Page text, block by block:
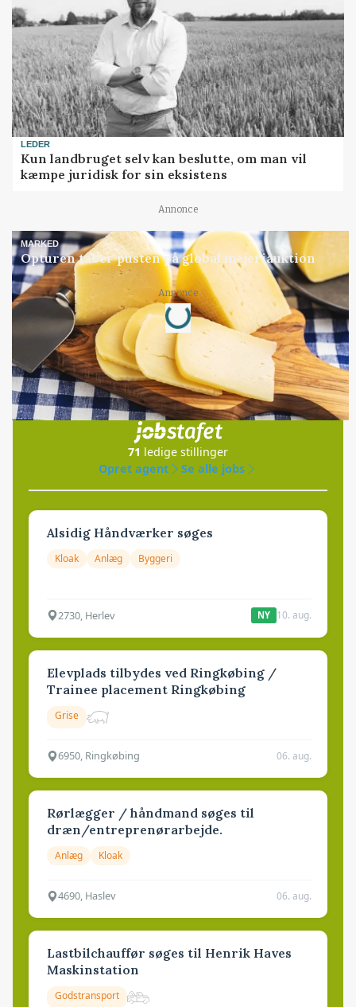
LEDER
Kun landbruget selv kan beslutte, om man vil
kæmpe juridisk for sin eksistens
Annonce
MARKED
Opturen taber pusten på global mejeriauktion
Annonce
Loading...
Jobs
i samarbejde med
71 ledige stillinger
Opret agent
Se alle jobs
Alsidig Håndværker søges
Kloak Anlæg Byggeri
2730, Herlev NY 10. aug.
Elevplads tilbydes ved Ringkøbing /
Trainee placement Ringkøbing
Grise
6950, Ringkøbing 06. aug.
Rørlægger / håndmand søges til
dræn/entreprenørarbejde.
Anlæg Kloak
4690, Haslev 06. aug.
Lastbilchauffør søges til Henrik Haves
Maskinstation
Godstransport